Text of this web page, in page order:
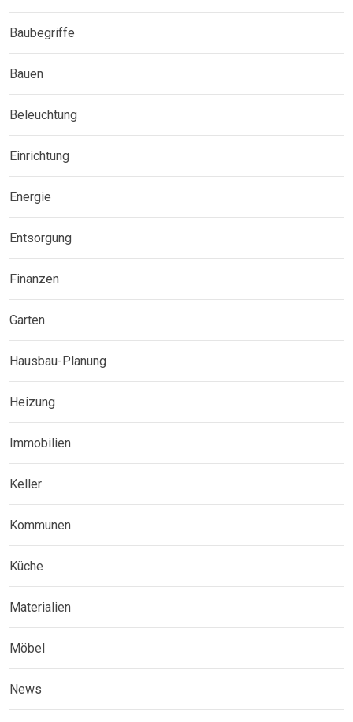
Baubegriffe
Bauen
Beleuchtung
Einrichtung
Energie
Entsorgung
Finanzen
Garten
Hausbau-Planung
Heizung
Immobilien
Keller
Kommunen
Küche
Materialien
Möbel
News